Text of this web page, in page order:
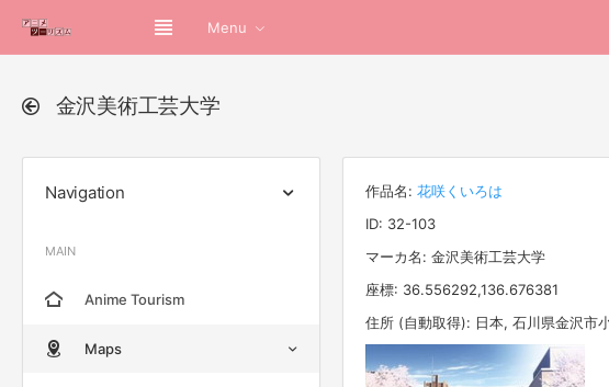
Menu
金沢美術工芸大学
Navigation
MAIN
Anime Tourism
Maps
作品名: 花咲くいろは
ID: 32-103
マーカ名: 金沢美術工芸大学
座標: 36.556292,136.676381
住所 (自動取得): 日本, 石川県金沢市